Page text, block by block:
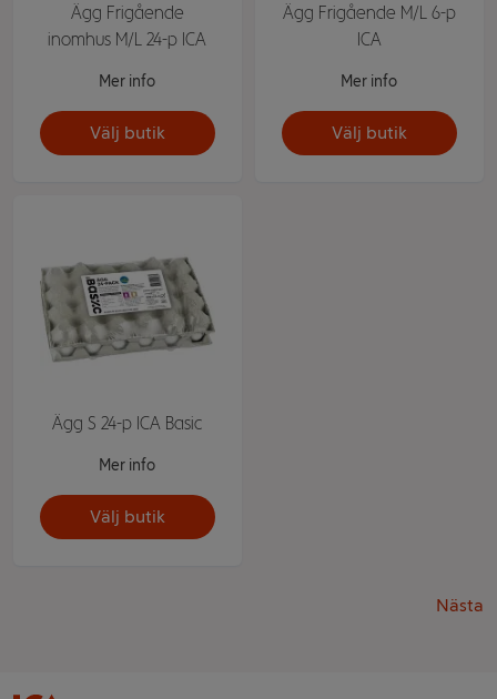
Ägg Frigående
inomhus M/L 24-p ICA
Mer info
Välj butik
Ägg Frigående M/L 6-p
ICA
Mer info
Välj butik
Ägg S 24-p ICA Basic
Mer info
Välj butik
Nästa